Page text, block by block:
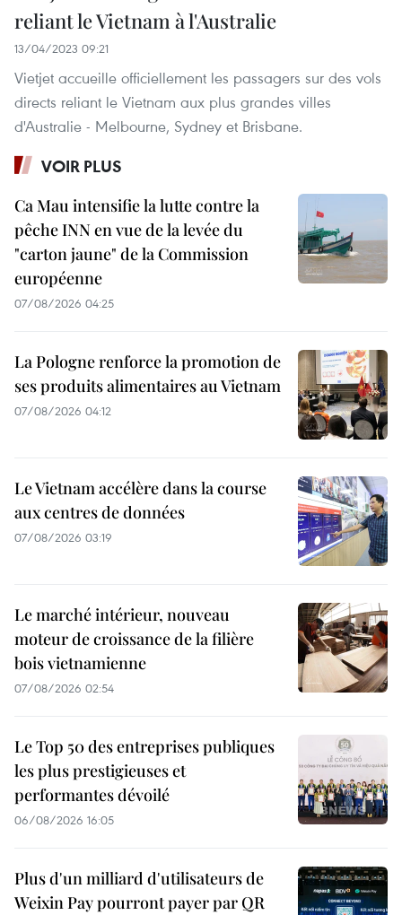
reliant le Vietnam à l'Australie
13/04/2023 09:21
Vietjet accueille officiellement les passagers sur des vols
directs reliant le Vietnam aux plus grandes villes
d'Australie - Melbourne, Sydney et Brisbane.
VOIR PLUS
Ca Mau intensifie la lutte contre la
pêche INN en vue de la levée du
"carton jaune" de la Commission
européenne
07/08/2026 04:25
La Pologne renforce la promotion de
ses produits alimentaires au Vietnam
07/08/2026 04:12
Le Vietnam accélère dans la course
aux centres de données
07/08/2026 03:19
Le marché intérieur, nouveau
moteur de croissance de la filière
bois vietnamienne
07/08/2026 02:54
Le Top 50 des entreprises publiques
les plus prestigieuses et
performantes dévoilé
06/08/2026 16:05
Plus d'un milliard d'utilisateurs de
Weixin Pay pourront payer par QR